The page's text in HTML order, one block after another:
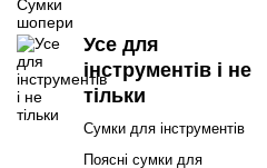
Усе для
інструментів і не
тільки
Сумки для інструментів
Поясні сумки для